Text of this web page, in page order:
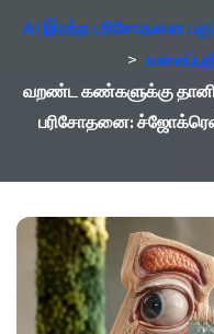
AI இரத்த பரிசோதனை
>
வறண்ட கண்களுக்கு
பரிசோதனை: ச்ஜோக்ரென்